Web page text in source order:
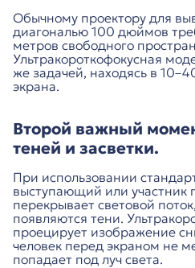
Обычному проектору для
диагональю 100 дюймов
метров свободного
Ультракороткофокусная
же задачей, находясь в
экрана.
Второй важный
теней и засветки.
При использовании
выступающий или участник
перекрывает световой
появляются тени.
проецирует изображение
человек перед экраном не
попадает под луч света.